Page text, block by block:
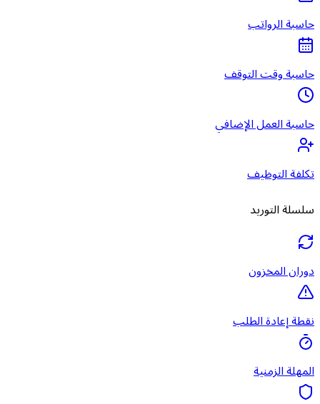
حاسبة الرواتب
حاسبة وقت التوقف
حاسبة العمل الإضافي
تكلفة التوظيف
سلسلة التوريد
دوران المخزون
نقطة إعادة الطلب
المهلة الزمنية